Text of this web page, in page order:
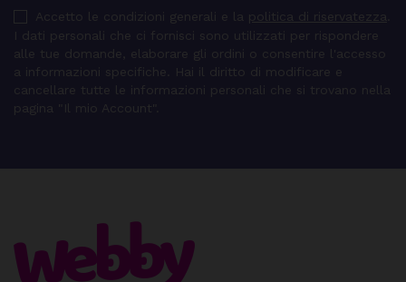
Accetto le condizioni generali e la politica di riservatezza
I dati personali che ci fornisci sono utilizzati per rispondere
alle tue domande, elaborare gli ordini o consentire l'accesso
a informazioni specifiche. Hai il diritto di modificare e
cancellare tutte le informazioni personali che si trovano nella
pagina "Il mio Account".